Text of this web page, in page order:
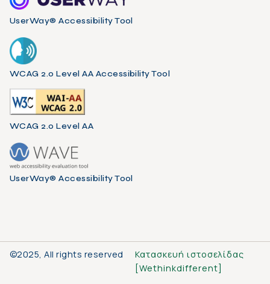
UserWay® Accessibility Tool
WCAG 2.0 Level AA Accessibility Tool
WCAG 2.0 Level AA
UserWay® Accessibility Tool
©2025, All rights reserved
Κατασκευή ιστοσελίδας
[Wethinkdifferent]